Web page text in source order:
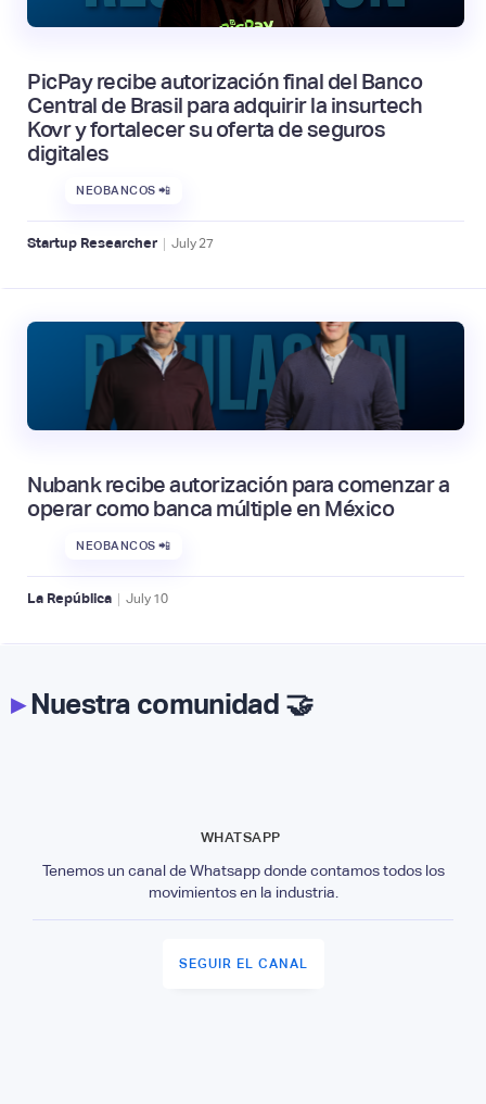
PicPay recibe autorización final del Banco
Central de Brasil para adquirir la insurtech
Kovr y fortalecer su oferta de seguros
digitales
NEOBANCOS 📲
Startup Researcher | July 27
Nubank recibe autorización para comenzar a
operar como banca múltiple en México
NEOBANCOS 📲
La República | July 10
▸Nuestra comunidad 🤝
WHATSAPP
Tenemos un canal de Whatsapp donde contamos todos los
movimientos en la industria.
SEGUIR EL CANAL